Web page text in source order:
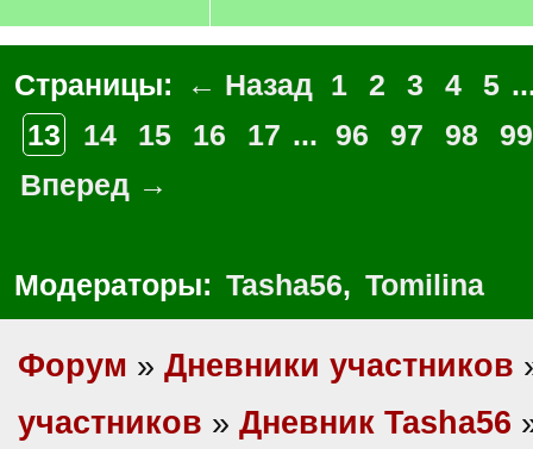
Страницы: ← Назад 1 2 3 4 5
13
14 15 16 17 ... 96 97 98
99
Вперед →
Модераторы: Tasha56, Tomilina
Форум » Дневники участников
участников » Дневник Tasha56